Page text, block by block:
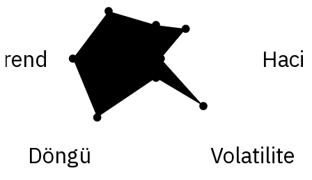
Volatilite
Döngü